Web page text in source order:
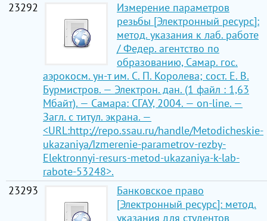
23292
Измерение параметров
резьбы [Электронный ресурс]:
метод. указания к лаб. работе
/ Федер. агентство по
образованию, Самар. гос.
аэрокосм. ун-т им. С. П. Королева; сост. Е. В.
Бурмистров. — Электрон. дан. (1 файл : 1,63
Мбайт). — Самара: СГАУ, 2004. — on-line. —
Загл. с титул. экрана. —
<URL:http://repo.ssau.ru/handle/Metodicheskie-
ukazaniya/Izmerenie-parametrov-rezby-
Elektronnyi-resurs-metod-ukazaniya-k-lab-
rabote-53248>.
23293
Банковское право
[Электронный ресурс]: метод.
указания для студентов